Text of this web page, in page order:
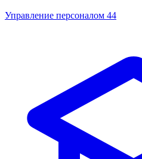
Управление персоналом 44